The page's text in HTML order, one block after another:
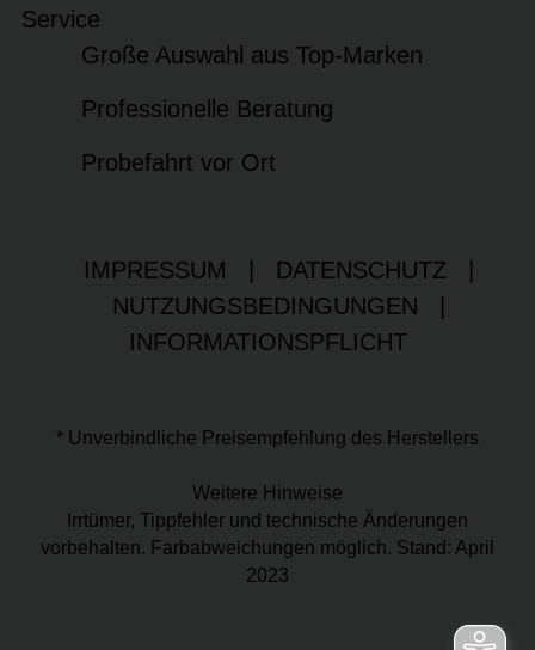
Service
Große Auswahl aus Top-Marken
Professionelle Beratung
Probefahrt vor Ort
IMPRESSUM DATENSCHUTZ
NUTZUNGSBEDINGUNGEN
INFORMATIONSPFLICHT
* Unverbindliche Preisempfehlung des Herstellers
Weitere Hinweise
Irrtümer, Tippfehler und technische Änderungen
vorbehalten. Farbabweichungen möglich. Stand: April
2023